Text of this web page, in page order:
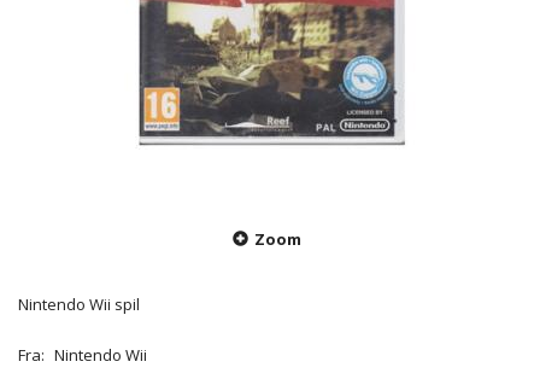
Zoom
Nintendo Wii spil
Fra: Nintendo Wii